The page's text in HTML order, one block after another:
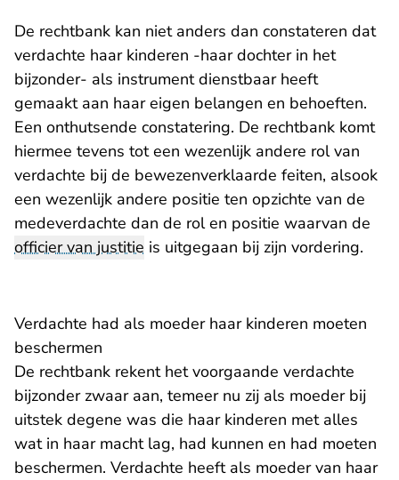
De rechtbank kan niet anders dan constateren dat
verdachte haar kinderen -haar dochter in het
bijzonder- als instrument dienstbaar heeft
gemaakt aan haar eigen belangen en behoeften.
Een onthutsende constatering. De rechtbank komt
hiermee tevens tot een wezenlijk andere rol van
verdachte bij de bewezenverklaarde feiten, alsook
een wezenlijk andere positie ten opzichte van de
medeverdachte dan de rol en positie waarvan de
officier van justitie is uitgegaan bij zijn vordering.
Verdachte had als moeder haar kinderen moeten
beschermen
De rechtbank rekent het voorgaande verdachte
bijzonder zwaar aan, temeer nu zij als moeder bij
uitstek degene was die haar kinderen met alles
wat in haar macht lag, had kunnen en had moeten
beschermen. Verdachte heeft als moeder van haar